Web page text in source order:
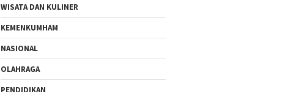
WISATA DAN KULINER
KEMENKUMHAM
NASIONAL
OLAHRAGA
PENDIDIKAN